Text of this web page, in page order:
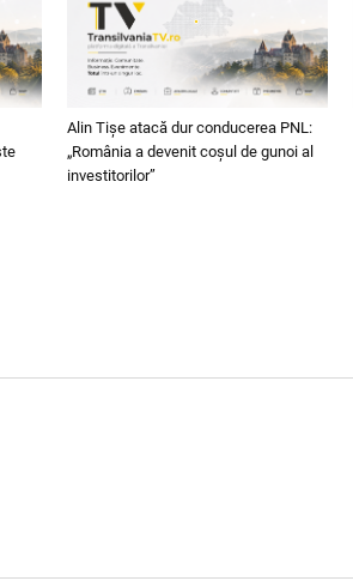
Alin Tișe atacă dur conducerea PNL:
„România a devenit coșul de gunoi al
investitorilor”